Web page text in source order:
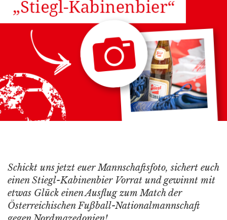
Schickt uns jetzt euer Mannschaftsfoto, sichert euch
einen Stiegl-Kabinenbier Vorrat und gewinnt mit
etwas Glück einen Ausflug zum Match der
Österreichischen Fußball-Nationalmannschaft